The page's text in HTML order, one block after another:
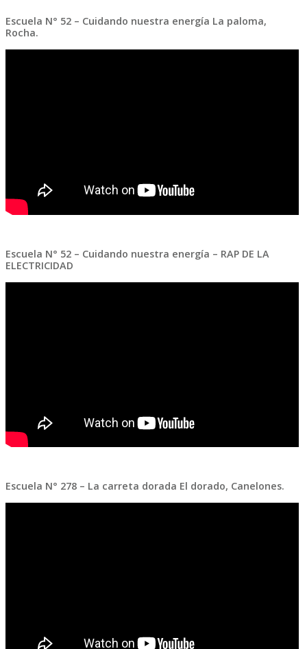
Escuela N° 52 – Cuidando nuestra energía La paloma,
Rocha.
Escuela N° 52 – Cuidando nuestra energía – RAP DE LA
ELECTRICIDAD
Escuela N° 278 – La carreta dorada El dorado, Canelones.